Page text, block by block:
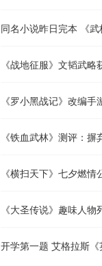
同名小说昨日完本 《
《战地征服》文韬武
《罗小黑战记》改编
《铁血武林》测评：
《横扫天下》七夕燃
《大圣传说》趣味人物
开学第一题 艾格拉斯